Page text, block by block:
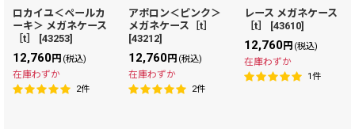
ロカイユ＜ペールカ
ーキ＞ メガネケース
［t］
[43253]
12,760円 (税込)
在庫わずか
2件
アポロン＜ピンク＞
メガネケース［t］
[43212]
12,760円 (税込)
在庫わずか
2件
レース メガネケース
［t］
[43610]
12,760円 (税込)
在庫わずか
1件